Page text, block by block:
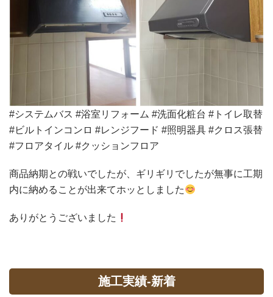
#システムバス #浴室リフォーム #洗面化粧台 #トイレ取替
#ビルトインコンロ #レンジフード #照明器具 #クロス張替
#フロアタイル #クッションフロア
商品納期との戦いでしたが、ギリギリでしたが無事に工期
内に納めることが出来てホッとしました
ありがとうございました
施工実績-新着